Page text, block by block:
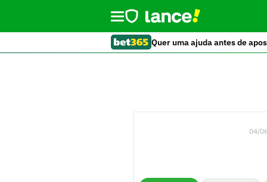
Quer uma ajuda antes de
04/